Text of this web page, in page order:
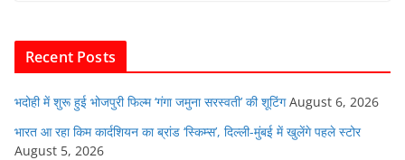
o
o
k
p
Recent Posts
भदोही में शुरू हुई भोजपुरी फिल्म ‘गंगा जमुना सरस्वती’ की शूटिंग August 6, 2026
भारत आ रहा किम कार्दशियन का ब्रांड ‘स्किम्स’, दिल्ली-मुंबई में खुलेंगे पहले स्टोर
August 5, 2026